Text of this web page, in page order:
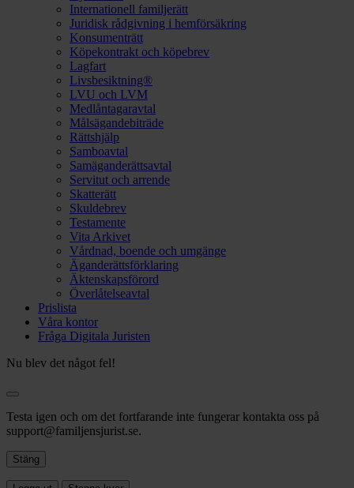
Internationell familjerätt
Juridisk rådgivning i hemförsäkring
Konsumenträtt
Köpekontrakt och köpebrev
Lagfart
Livsbesiktning®
LVU och LVM
Medlåntagaravtal
Målsägandebiträde
Rättshjälp
Samboavtal
Samäganderättsavtal
Servitut och arrende
Skatterätt
Skuldebrev
Testamente
Vita Arkivet
Vårdnad, boende och umgänge
Äganderättsförklaring
Äktenskapsförord
Överlåtelseavtal
Prislista
Våra kontor
Fråga Digitala Juristen
Nu blev det något fel!
Testa igen och om det fortfarande inte fungerar kontakta oss på
support@familjensjurist.se.
Stäng